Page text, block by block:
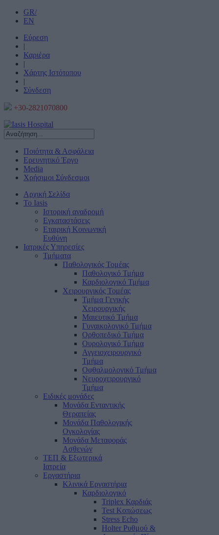
GR/
EN
Εύρεση
|
Καριέρα
|
Χάρτης Ιστότοπου
|
Σύνδεση
+30-2821070800
Ποιότητα & Ασφάλεια
Ερευνητικό Έργο
Media
Χρήσιμοι Σύνδεσμοι
Αρχική Σελίδα
Το Iasis
Ιστορική αναδρομή
Εγκαταστάσεις
Εταιρική Κοινωνική
Ευθύνη
Ιατρικές Υπηρεσίες
Τμήματα
Παθολογικός Τομέας
Παθολογικό Τμήμα
Καρδιολογικό Τμήμα
Χειρουργικός Τομέας
Τμήμα Γενικής
Χειρουργικής
Μαιευτικό Τμήμα
Γυναικολογικό Τμήμα
Ορθοπεδικό Τμήμα
Ουρολογικό Τμήμα
Αγγειοχειρουργικό
Τμήμα
Οφθαλμολογικό Τμήμα
Νευροχειρουργικό
Τμήμα
Ειδικές μονάδες
Μονάδα Ενταντικής
Θεραπείας
Μονάδα Παθολογικής
Ογκολογίας
Μονάδα Μεταφοράς
Ασθενών
ΤΕΠ & Εξωτερικά
Ιατρεία
Εργαστήρια
Κλινικά Εργαστήρια
Καρδιολογικό
Triplex Καρδιάς
Test Κοπώσεως
Stress Echo
Holter Ρυθμού &